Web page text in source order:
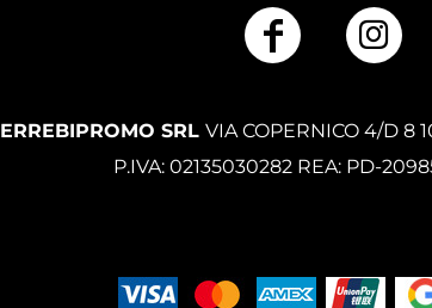
ERREBIPROMO SRL VIA COPERNICO 4/D 8
P.IVA: 02135030282 REA: PD-